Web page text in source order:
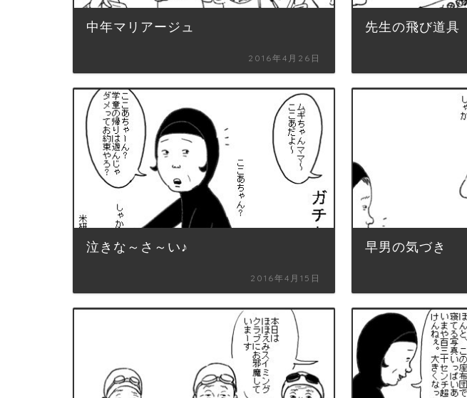
中年マリアージュ
2016年4月26日
先生の飛び道具
泣きな～さ～い♪
2016年4月15日
早男の気づき